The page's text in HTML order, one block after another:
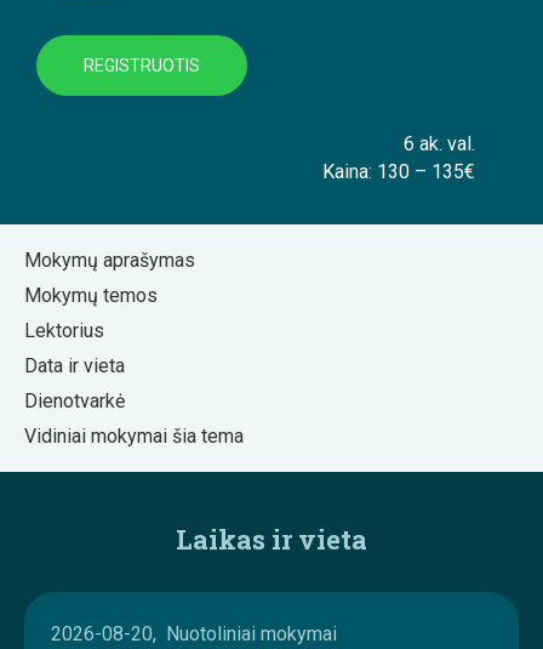
REGISTRUOTIS
6 ak. val.
Kaina: 130 – 135€
Mokymų aprašymas
Mokymų temos
Lektorius
Data ir vieta
Dienotvarkė
Vidiniai mokymai šia tema
Laikas ir vieta
2026-08-20, Nuotoliniai mokymai